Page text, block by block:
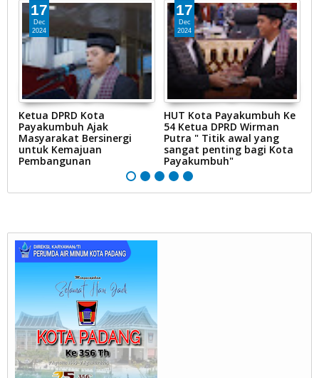
17
Dec
2024
Ketua DPRD Kota
Payakumbuh Ajak
Masyarakat Bersinergi
untuk Kemajuan
Pembangunan
17
Dec
2024
HUT Kota Payakumbuh Ke
54 Ketua DPRD Wirman
Putra " Titik awal yang
sangat penting bagi Kota
Payakumbuh"